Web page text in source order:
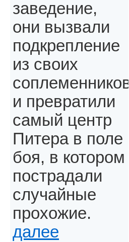
заведение,
они вызвали
подкрепление
из своих
соплеменников
и превратили
самый центр
Питера в поле
боя, в котором
пострадали
случайные
прохожие.
далее